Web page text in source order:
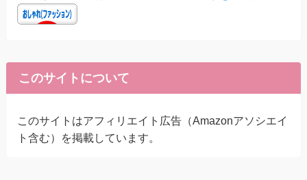
このサイトについて
このサイトはアフィリエイト広告（Amazonアソシエイ
ト含む）を掲載しています。